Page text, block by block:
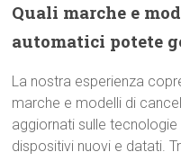
Quali marche e
automatici potete
La nostra esperienza
marche e modelli di
aggiornati sulle
dispositivi nuovi e datati.